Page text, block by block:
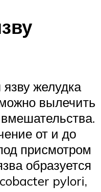
желудка
вылечить
вмешательства.
от и до
присмотром
образуется
pylori,